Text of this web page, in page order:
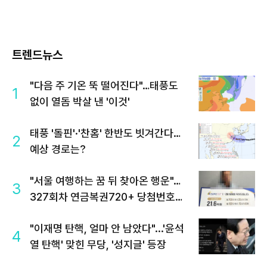
트렌드뉴스
1
"다음 주 기온 뚝 떨어진다"…태풍도
없이 열돔 박살 낸 '이것'
2
태풍 '돌핀'·'찬홈' 한반도 빗겨간다…
예상 경로는?
3
"서울 여행하는 꿈 뒤 찾아온 행운"…
327회차 연금복권720+ 당첨번호조
4
"이재명 탄핵, 얼마 안 남았다"...'윤석
열 탄핵' 맞힌 무당, '성지글' 등장